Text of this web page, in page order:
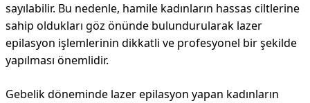
sayılabilir. Bu nedenle, hamile kadınların hassas ciltlerine
sahip oldukları göz önünde bulundurularak lazer
epilasyon işlemlerinin dikkatli ve profesyonel bir şekilde
yapılması önemlidir.
Gebelik döneminde lazer epilasyon yapan kadınların